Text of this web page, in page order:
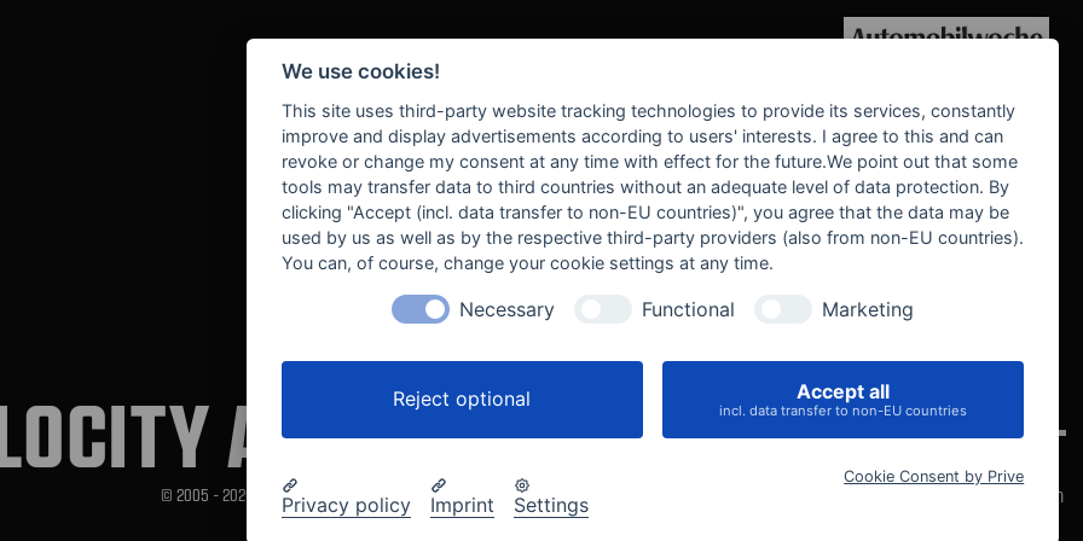
WE SUPPORT
AUTOMOTIVE
© 2005 - 2026 Velocity Automotive Cookie-Einstellungen
We use cookies!
This site uses third-party website tracking technologies to provide its services, constantly
improve and display advertisements according to users' interests. I agree to this and can
revoke or change my consent at any time with effect for the future.We point out that some
tools may transfer data to third countries without an adequate level of data protection. By
clicking "Accept (incl. data transfer to non-EU countries)", you agree that the data may be
used by us as well as by the respective third-party providers (also from non-EU countries).
You can, of course, change your cookie settings at any time.
Necessary Functional Marketing
Reject optional Accept all
incl. data transfer to non-EU countries
Privacy policy Imprint Settings
Cookie Consent by Prive